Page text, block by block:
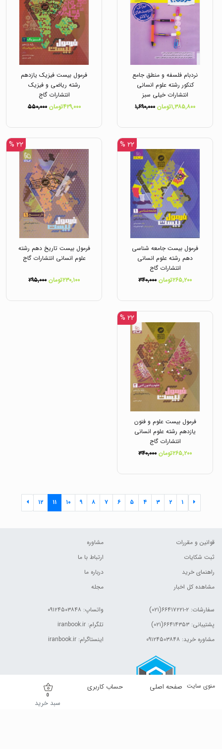
صفحه اصلی منوی سایت حساب کاربری
0
سبد خرید
نردبام فلسفه و منطق جامع
کنکور رشته علوم انسانی
انتشارات خیلی سبز
۱,۳۸۵,۸۰۰تومان
۱,۶۹۰,۰۰۰
فرمول بیست فیزیک یازدهم
رشته ریاضی و فیزیک
انتشارات گاج
۴۲۹,۰۰۰تومان
۵۵۰,۰۰۰
۲۲ %
فرمول بیست جامعه شناسی
دهم رشته علوم انسانی
انتشارات گاج
۲۶۵,۲۰۰تومان
۳۴۰,۰۰۰
۲۲ %
فرمول بیست تاریخ دهم رشته
علوم انسانی انتشارات گاج
۲۳۰,۱۰۰تومان ۲۹۵,۰۰۰
۲۲ %
فرمول بیست علوم و فنون
یازدهم رشته علوم انسانی
انتشارات گاج
۲۶۵,۲۰۰تومان
۳۴۰,۰۰۰
۱ ۲ ۳ ۴ ۵ ۶ ۷ ۸ ۹ ۱۰ ۱۱ ۱۲
قوانین و مقررات
ثبت شکایات
راهنمای خرید
مشاهده کل اخبار
مشاوره
ارتباط با ما
درباره ما
مجله
سفارشات: ۲-۶۶۴۱۷۲۲۱(۰۲۱)
پشتیبانی: ۶۶۴۱۴۳۵۳(۰۲۱)
مشاوره خرید: ۰۹۱۲۴۵۰۳۸۴۸
واتساپ: ۰۹۱۲۴۵۰۳۸۴۸
تلگرام: iranbook.ir
اینستاگرام: iranbook.ir